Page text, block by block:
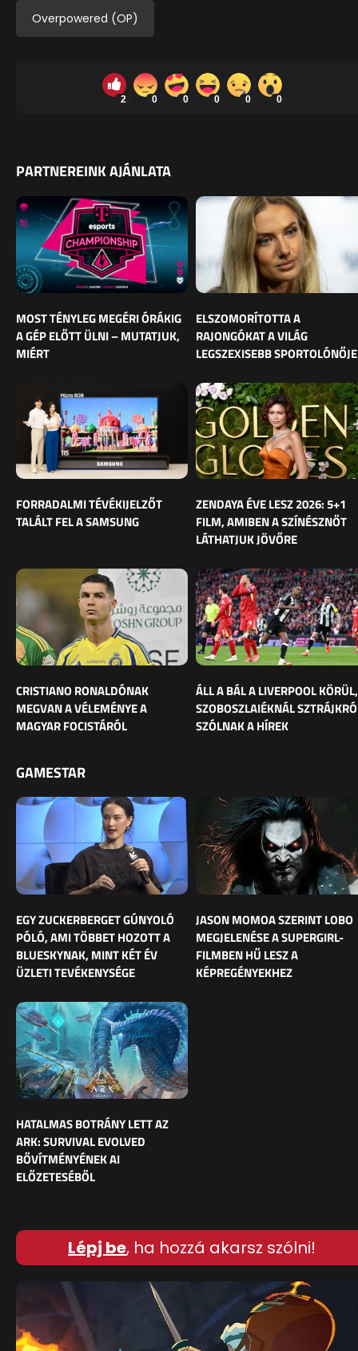
Overpowered (OP)
2 0 0 0 0 0
PARTNEREINK AJÁNLATA
MOST TÉNYLEG MEGÉRI ÓRÁKIG
A GÉP ELŐTT ÜLNI – MUTATJUK,
MIÉRT
ELSZOMORÍTOTTA A
RAJONGÓKAT A VILÁG
LEGSZEXISEBB SPORTOLÓNŐJE
FORRADALMI TÉVÉKIJELZŐT
TALÁLT FEL A SAMSUNG
ZENDAYA ÉVE LESZ 2026: 5+1
FILM, AMIBEN A SZÍNÉSZNŐT
LÁTHATJUK JÖVŐRE
CRISTIANO RONALDÓNAK
MEGVAN A VÉLEMÉNYE A
MAGYAR FOCISTÁRÓL
ÁLL A BÁL A LIVERPOOL KÖRÜL,
SZOBOSZLAIÉKNÁL
SZÓLNAK A HÍREK
GAMESTAR
EGY ZUCKERBERGET GÚNYOLÓ
PÓLÓ, AMI TÖBBET HOZOTT A
BLUESKYNAK, MINT KÉT ÉV
ÜZLETI TEVÉKENYSÉGE
JASON MOMOA SZERINT LOBO
MEGJELENÉSE A SUPERGIRL-
FILMBEN HŰ LESZ A
KÉPREGÉNYEKHEZ
HATALMAS BOTRÁNY LETT AZ
ARK: SURVIVAL EVOLVED
BŐVÍTMÉNYÉNEK AI
ELŐZETESÉBŐL
Lépj be, ha hozzá akarsz szólni!